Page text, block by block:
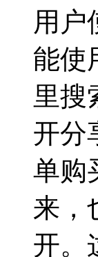
用户
能使
里搜
开分
单购
来，
开。